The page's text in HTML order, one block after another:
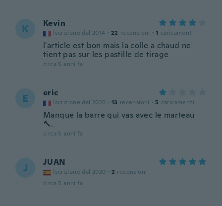
K Kevin
Iscrizione dal 2014 · 22 recensioni · 1 caricamenti
l'article est bon mais la colle a chaud ne
tient pas sur les pastille de tirage
circa 5 anni fa
E eric
Iscrizione dal 2020 · 13 recensioni · 5 caricamenti
Manque la barre qui vas avec le marteau
🔨.
circa 5 anni fa
J JUAN
Iscrizione dal 2020 · 2 recensioni
circa 5 anni fa